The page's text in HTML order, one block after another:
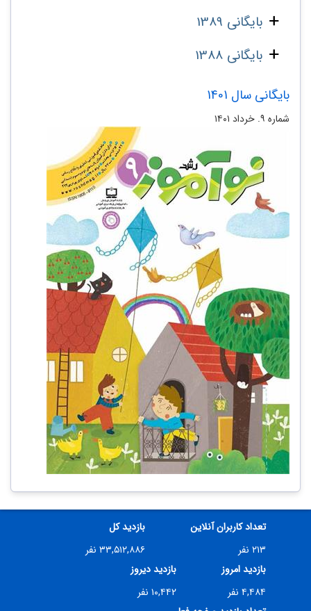
بایگانی 1389
بایگانی 1388
بایگانی سال 1401
شماره ۹. خرداد ۱۴۰۱
تعداد کاربران آنلاین
۲۱۳ نفر
بازدید کل
۳۳,۵۱۲,۸۸۶ نفر
بازدید امروز
۴,۴۸۴ نفر
بازدید دیروز
۱۰,۴۴۲ نفر